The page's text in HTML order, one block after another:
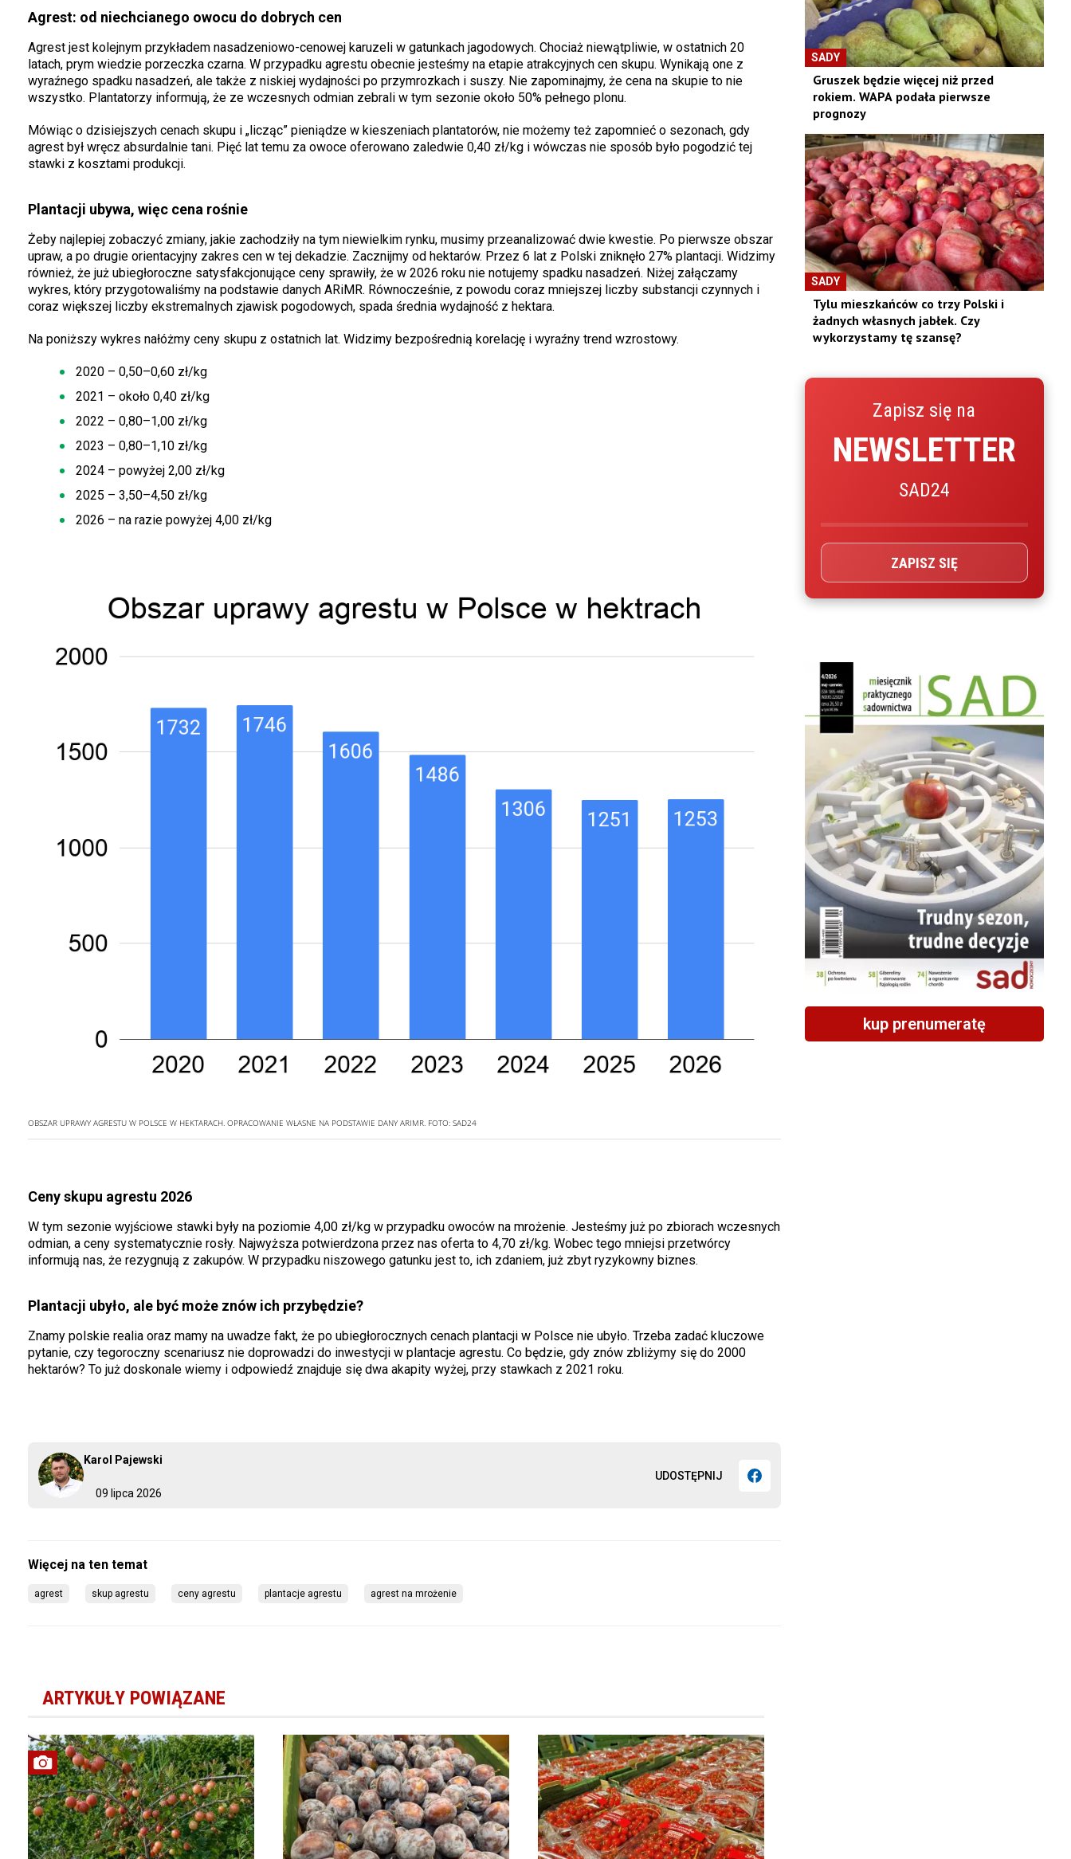
09 lipca 2026
Karol Pajewski
UDOSTĘPNIJ
Agrest: od niechcianego owocu do dobrych cen
Agrest jest kolejnym przykładem nasadzeniowo-cenowej karuzeli w gatunkach jagodowych. Chociaż niewątpliwie, w ostatnich 20
latach, prym wiedzie porzeczka czarna. W przypadku agrestu obecnie jesteśmy na etapie atrakcyjnych cen skupu. Wynikają one z
wyraźnego spadku nasadzeń, ale także z niskiej wydajności po przymrozkach i suszy. Nie zapominajmy, że cena na skupie to nie
wszystko. Plantatorzy informują, że ze wczesnych odmian zebrali w tym sezonie około 50% pełnego plonu.
Mówiąc o dzisiejszych cenach skupu i „licząc” pieniądze w kieszeniach plantatorów, nie możemy też zapomnieć o sezonach, gdy
agrest był wręcz absurdalnie tani. Pięć lat temu za owoce oferowano zaledwie 0,40 zł/kg i wówczas nie sposób było pogodzić tej
stawki z kosztami produkcji.
Plantacji ubywa, więc cena rośnie
Żeby najlepiej zobaczyć zmiany, jakie zachodziły na tym niewielkim rynku, musimy przeanalizować dwie kwestie. Po pierwsze obszar
upraw, a po drugie orientacyjny zakres cen w tej dekadzie. Zacznijmy od hektarów. Przez 6 lat z Polski zniknęło 27% plantacji. Widzimy
również, że już ubiegłoroczne satysfakcjonujące ceny sprawiły, że w 2026 roku nie notujemy spadku nasadzeń. Niżej załączamy
wykres, który przygotowaliśmy na podstawie danych ARiMR. Równocześnie, z powodu coraz mniejszej liczby substancji czynnych i
coraz większej liczby ekstremalnych zjawisk pogodowych, spada średnia wydajność z hektara.
Na poniższy wykres nałóżmy ceny skupu z ostatnich lat. Widzimy bezpośrednią korelację i wyraźny trend wzrostowy.
2020 – 0,50–0,60 zł/kg
2021 – około 0,40 zł/kg
2022 – 0,80–1,00 zł/kg
2023 – 0,80–1,10 zł/kg
2024 – powyżej 2,00 zł/kg
2025 – 3,50–4,50 zł/kg
2026 – na razie powyżej 4,00 zł/kg
OBSZAR UPRAWY AGRESTU W POLSCE W HEKTARACH. OPRACOWANIE WŁASNE NA PODSTAWIE DANY ARIMR. FOTO: SAD24
Ceny skupu agrestu 2026
W tym sezonie wyjściowe stawki były na poziomie 4,00 zł/kg w przypadku owoców na mrożenie. Jesteśmy już po zbiorach wczesnych
odmian, a ceny systematycznie rosły. Najwyższa potwierdzona przez nas oferta to 4,70 zł/kg. Wobec tego mniejsi przetwórcy
informują nas, że rezygnują z zakupów. W przypadku niszowego gatunku jest to, ich zdaniem, już zbyt ryzykowny biznes.
Plantacji ubyło, ale być może znów ich przybędzie?
Znamy polskie realia oraz mamy na uwadze fakt, że po ubiegłorocznych cenach plantacji w Polsce nie ubyło. Trzeba zadać kluczowe
pytanie, czy tegoroczny scenariusz nie doprowadzi do inwestycji w plantacje agrestu. Co będzie, gdy znów zbliżymy się do 2000
hektarów? To już doskonale wiemy i odpowiedź znajduje się dwa akapity wyżej, przy stawkach z 2021 roku.
agrest skup agrestu ceny agrestu plantacje agrestu agrest na mrożenie
ARTYKUŁY POWIĄZANE
SADY
Gruszek będzie więcej niż przed
rokiem. WAPA podała pierwsze
prognozy
SADY
Tylu mieszkańców co trzy Polski i
żadnych własnych jabłek. Czy
wykorzystamy tę szansę?
Zapisz się na
NEWSLETTER
SAD24
ZAPISZ SIĘ
kup prenumeratę